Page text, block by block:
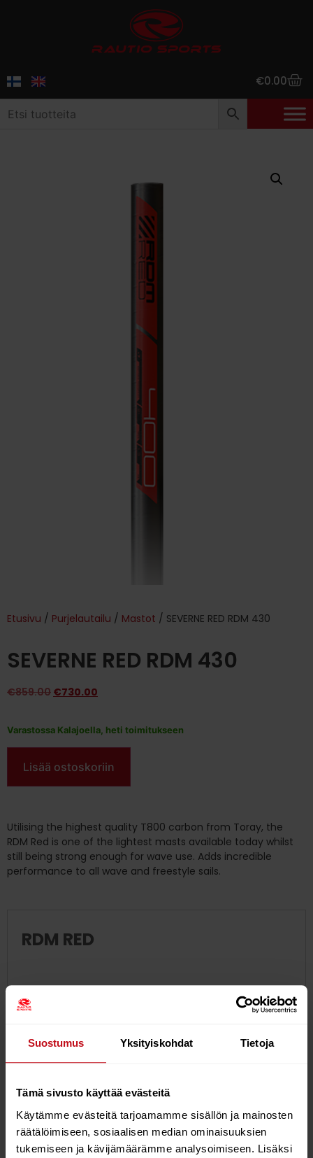
Suostumus Yksityiskohdat Tietoja
Tämä sivusto käyttää evästeitä
Käytämme evästeitä tarjoamamme sisällön ja mainosten
räätälöimiseen, sosiaalisen median ominaisuuksien
tukemiseen ja kävijämäärämme analysoimiseen. Lisäksi
€0.00
Etusivu / Purjelautailu / Mastot / SEVERNE RED RDM 430
SEVERNE RED RDM 430
€859.00 €730.00
Varastossa Kalajoella, heti toimitukseen
Lisää ostoskoriin
Utilising the highest quality T800 carbon from Toray, the
RDM Red is one of the lightest masts available today whilst
still being strong enough for wave use. Adds incredible
performance to all wave and freestyle sails.
RDM RED
Utilising the highest quality T800 carbon from Toray,
the RDM Red is one of the lightest masts available
Adds incredible performance to all wave and freestyle
sails.
/ +7 MEASURED OFFSET ACCURACY
/ SLIPLOK PREVENTS BOOM FROM SLIDING
/ OVERSIZED EVA FERRULE PLUG TO CLEAN THE INSIDE
OF THE TOP SECTION WHEN JOINING THE MAST.